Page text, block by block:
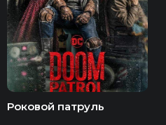
Роковой патруль